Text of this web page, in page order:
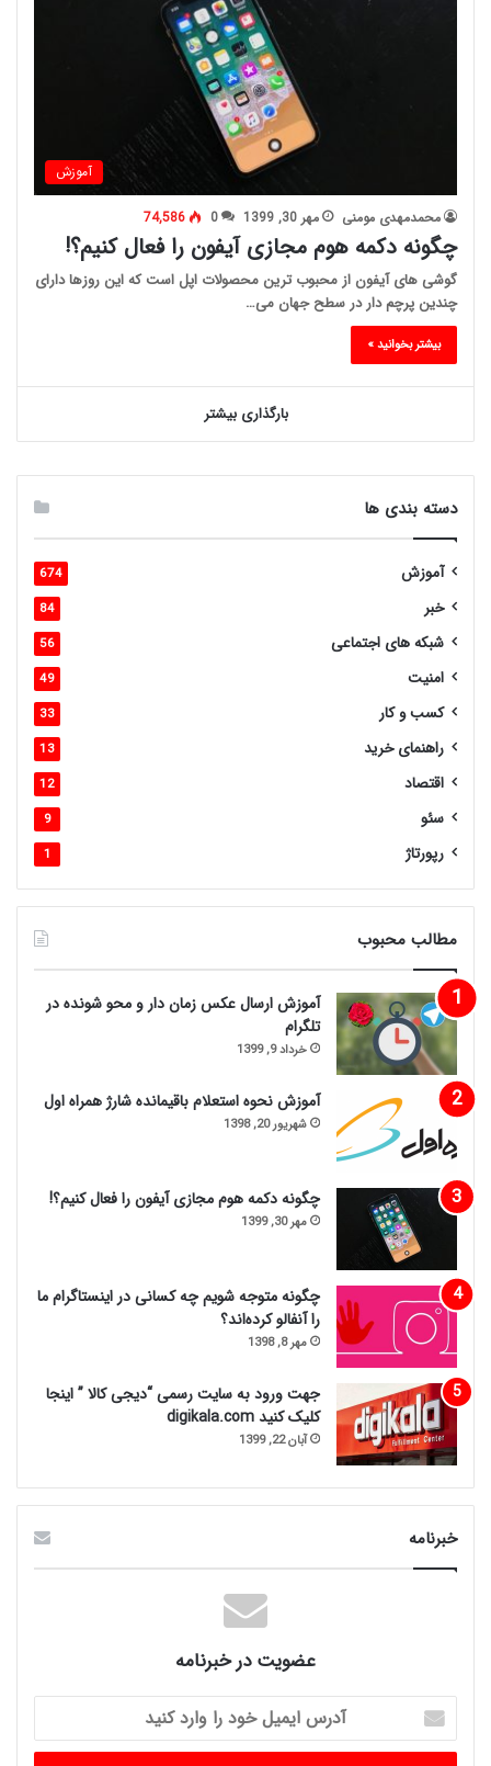
آموزش
محمدمهدی مومنی مهر 30, 1399 0
74,586
چگونه دکمه هوم مجازی آیفون را فعال کنیم؟!
گوشی های آیفون از محبوب ترین محصولات اپل است که این روزها دارای
چندین پرچم دار در سطح جهان می…
بیشتر بخوانید »
بارگذاری بیشتر
دسته بندی ها
آموزش 674
خبر 84
شبکه های اجتماعی 56
امنیت 49
کسب و کار 33
راهنمای خرید 13
اقتصاد 12
سئو 9
رپورتاژ 1
مطالب محبوب
آموزش ارسال عکس زمان دار و محو شونده در
تلگرام
خرداد 9, 1399
آموزش نحوه استعلام باقیمانده شارژ همراه اول
شهریور 20, 1398
چگونه دکمه هوم مجازی آیفون را فعال کنیم؟!
مهر 30, 1399
چگونه متوجه شویم چه کسانی در اینستاگرام ما
را آنفالو کرده‌اند؟
مهر 8, 1398
جهت ورود به سایت رسمی “دیجی کالا ” اینجا
کلیک کنید digikala.com
آبان 22, 1399
خبرنامه
عضویت در خبرنامه
آدرس
ایمیل
خود